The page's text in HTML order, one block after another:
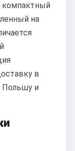
компактный
на
в
Польшу и